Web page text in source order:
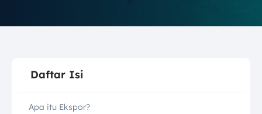
Daftar Isi
Apa itu Ekspor?